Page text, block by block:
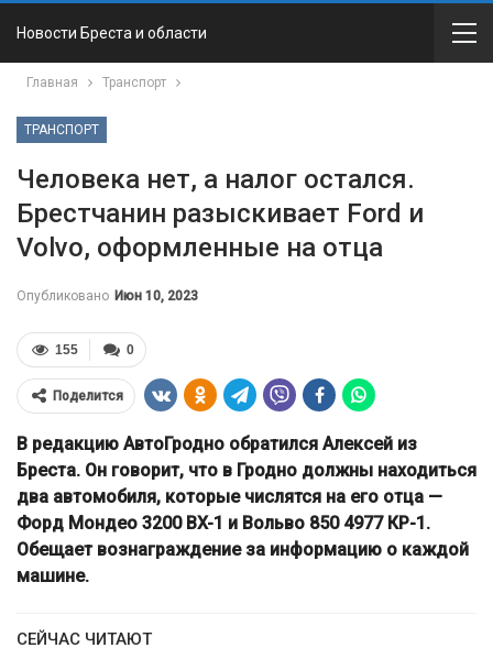
Новости Бреста и области
Главная Транспорт
ТРАНСПОРТ
Человека нет, а налог остался.
Брестчанин разыскивает Ford и
Volvo, оформленные на отца
Опубликовано Июн 10, 2023
0
155
Поделится
В редакцию АвтоГродно обратился Алексей из
Бреста. Он говорит, что в Гродно должны находиться
два автомобиля, которые числятся на его отца —
Форд Мондео 3200 BX-1 и Вольво 850 4977 КР-1.
Обещает вознаграждение за информацию о каждой
машине.
СЕЙЧАС ЧИТАЮТ